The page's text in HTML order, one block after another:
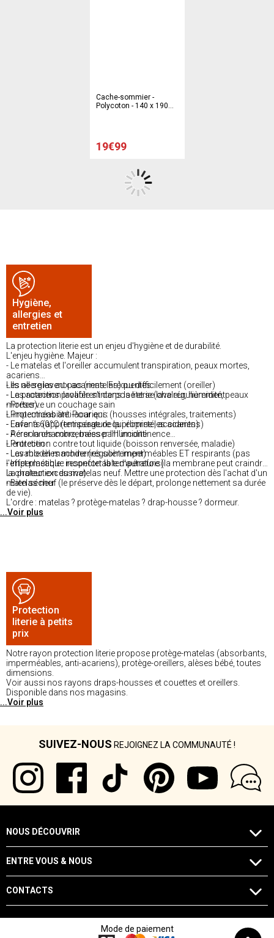
Cache-sommier -
Polycoton - 140 x 190
19€99
Hygiène,
allergies et
entretien
La protection literie est un enjeu d'hygiène et de durabilité.
L'enjeu hygiène. Majeur :
- Le matelas et l'oreiller accumulent transpiration, peaux mortes,
acariens
- Ils ne se lavent pas (matelas) ou difficilement (oreiller)
- La protection lavable s'interpose et se lave régulièrement
- Préserve un couchage sain
Les allergies aux acariens. Fréquentes :
- Les acariens prolifèrent dans la literie (chaleur, humidité, peaux
mortes)
- Protections anti-acariens (housses intégrales, traitements)
- Laver à 60°C (température qui élimine les acariens)
- Aérer la chambre, baisser l'humidité
L'imperméabilité. Pour qui :
- Enfants (apprentissage de la propreté, accidents)
- Personnes concernées par l'incontinence
- Protection contre tout liquide (boisson renversée, maladie)
- Les modèles modernes sont imperméables ET respirants (pas
l'effet plastique inconfortable d'autrefois)
L'entretien :
- Lavable en machine (régulièrement)
- Imperméable : respecter la température (la membrane peut craindre
la chaleur excessive)
- Bien sécher
La protection du matelas neuf. Mettre une protection dès l'achat d'un
matelas neuf (le préserve dès le départ, prolonge nettement sa durée
de vie).
L'ordre : matelas ? protège-matelas ? drap-housse ? dormeur.
...Voir plus
Protection
literie à petits
prix
Notre rayon protection literie propose protège-matelas (absorbants,
imperméables, anti-acariens), protège-oreillers, alèses bébé, toutes
dimensions.
Voir aussi nos rayons draps-housses et couettes et oreillers.
Disponible dans nos magasins.
...Voir plus
SUIVEZ-NOUS REJOIGNEZ LA COMMUNAUTÉ !
NOUS DÉCOUVRIR
ENTRE VOUS & NOUS
CONTACTS
Mode de paiement